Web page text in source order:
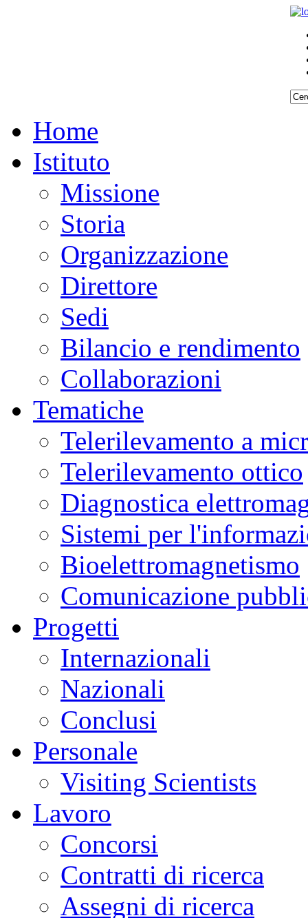
Home
Istituto
Missione
Storia
Organizzazione
Direttore
Sedi
Bilancio e rendimento
Collaborazioni
Tematiche
Telerilevamento a
Telerilevamento ottico
Diagnostica
Sistemi per
Bioelettromagnetismo
Comunicazione
Progetti
Internazionali
Nazionali
Conclusi
Personale
Visiting Scientists
Lavoro
Concorsi
Contratti di ricerca
Assegni di ricerca